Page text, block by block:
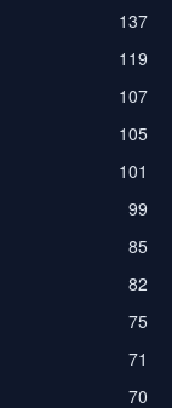
137
119
107
105
101
99
85
82
75
71
70